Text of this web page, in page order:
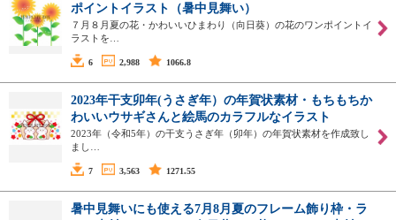
ポイントイラスト（暑中見舞い）
７月８月夏の花・かわいいひまわり（向日葵）の花のワンポイントイ
ラストを…
6 2,988 1066.8
2023年干支卯年(うさぎ年）の年賀状素材・もちもちか
わいいウサギさんと絵馬のカラフルなイラスト
2023年（令和5年）の干支うさぎ年（卯年）の年賀状素材を作成致し
まし…
7 3,563 1271.55
暑中見舞いにも使える7月8月夏のフレーム飾り枠・ラ